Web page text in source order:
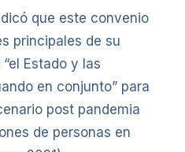
que este convenio
principales de su
Estado y las
en conjunto” para
post pandemia
de personas en